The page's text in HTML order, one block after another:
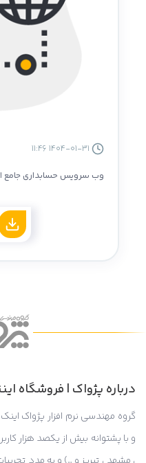
وب سرویس حسابداری جامع
درباره پژواک | فروشگاه
گروه مهندسی نرم افزار پژواک
و با پشتوانه بیش از یکصد هزار